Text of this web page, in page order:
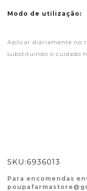
Modo de utilização:
Aplicar diariamente no
substituindo o cuidado
SKU:6936013
Para encomendas